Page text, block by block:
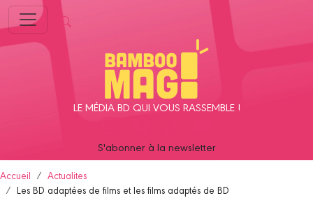
LE MÉDIA BD QUI VOUS RASSEMBLE !
S'abonner à la newsletter
Accueil
Actualites
Les BD adaptées de films et les films adaptés de BD
Panneau de gestion des cookies